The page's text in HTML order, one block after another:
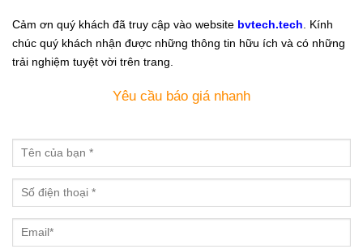
Cảm ơn quý khách đã truy cập vào website bvtech.tech. Kính
chúc quý khách nhận được những thông tin hữu ích và có những
trải nghiệm tuyệt vời trên trang.
Yêu cầu báo giá nhanh